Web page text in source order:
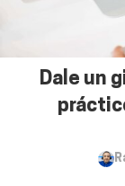
Dale un